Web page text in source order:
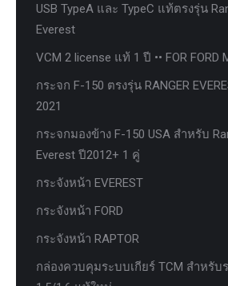
USB TypeA และ TypeC แท้ตรงรุ่น
Everest
VCM 2 license แท้ 1 ปี •• FOR FORD
กระจก F-150 ตรงรุ่น RANGER
2021
กระจกมองข้าง F-150 USA สำหรับ
Everest ปี2012+ 1 คู่
กระจังหน้า EVEREST
กระจังหน้า FORD
กระจังหน้า RAPTOR
กล่องควบคุมระบบเกียร์ TCM สำหรับ